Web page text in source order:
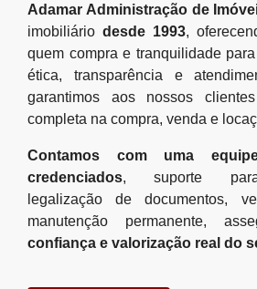
Adamar Administração de
imobiliário desde 1993,
quem compra e tranquilidade
ética, transparência e
garantimos aos nossos
completa na compra, venda e
Contamos com uma
credenciados, suporte para
legalização de documentos,
manutenção permanente,
confiança e valorização real do